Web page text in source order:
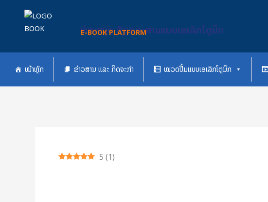
content
ຫໍສະໝຸດ ຄັງເອກະສານແບບເອເລັກໂຕຼນິກ
E-BOOK PLATFORM
ໜ້າຫຼັກ ຂ່າວສານ ແລະ ກິດຈະກຳ ໝວດປື້ມແບບເອເລັກໂຕຼນິກ
5(1)